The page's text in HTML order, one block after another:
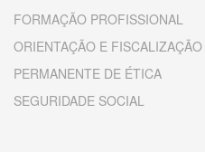
FORMAÇÃO PROFISSIONAL
ORIENTAÇÃO E FISCALIZAÇÃO
PERMANENTE DE ÉTICA
SEGURIDADE SOCIAL